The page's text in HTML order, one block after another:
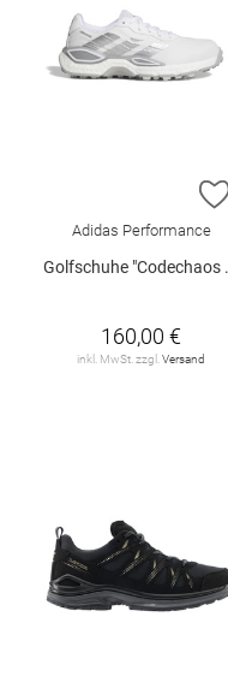
Adidas Performance
Golfschuhe "Codechaos 27 Spikeless"
160,00 €
inkl. MwSt. zzgl. Versand